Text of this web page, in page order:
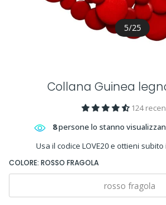
5/25
Collana Guinea
124
8persone lo stanno
Usa il codice LOVE20 e ottieni
COLORE: ROSSO FRAGOLA
rosso fragola